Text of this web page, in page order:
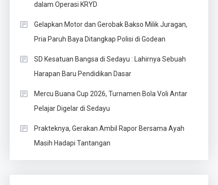
dalam Operasi KRYD
Gelapkan Motor dan Gerobak Bakso Milik Juragan,
Pria Paruh Baya Ditangkap Polisi di Godean
SD Kesatuan Bangsa di Sedayu : Lahirnya Sebuah
Harapan Baru Pendidikan Dasar
Mercu Buana Cup 2026, Turnamen Bola Voli Antar
Pelajar Digelar di Sedayu
Prakteknya, Gerakan Ambil Rapor Bersama Ayah
Masih Hadapi Tantangan